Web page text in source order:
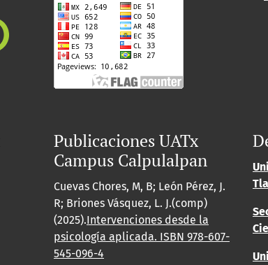
Publicaciones UATx
Campus Calpulalpan
Cuevas Chores, M, B; León Pérez, J.
R; Briones Vásquez, L. J.(comp)
(2025).Intervenciones desde la
psicología aplicada. ISBN 978-607-
545-096-4